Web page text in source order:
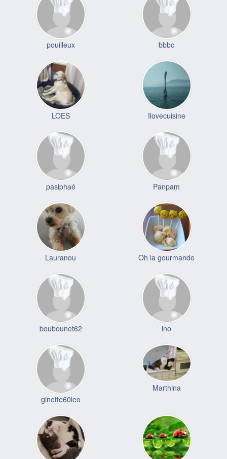
pouilleux bbbc
LOES Ilovecuisine
pasiphaé Panpam
Lauranou Oh la gourmande
boubounet62 ino
ginette60leo
Marthina